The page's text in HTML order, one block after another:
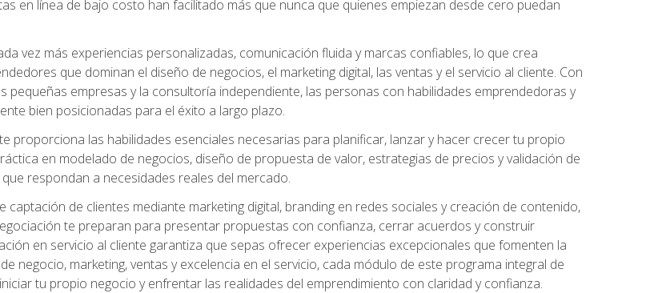
en línea de bajo costo han facilitado más que nunca que quienes empiezan desde cero puedan
vez más experiencias personalizadas, comunicación fluida y marcas confiables, lo que crea
que dominan el diseño de negocios, el marketing digital, las ventas y el servicio al cliente. Con
pequeñas empresas y la consultoría independiente, las personas con habilidades emprendedoras y
bien posicionadas para el éxito a largo plazo.
proporciona las habilidades esenciales necesarias para planificar, lanzar y hacer crecer tu propio
en modelado de negocios, diseño de propuesta de valor, estrategias de precios y validación de
respondan a necesidades reales del mercado.
captación de clientes mediante marketing digital, branding en redes sociales y creación de contenido,
te preparan para presentar propuestas con confianza, cerrar acuerdos y construir
en servicio al cliente garantiza que sepas ofrecer experiencias excepcionales que fomenten la
negocio, marketing, ventas y excelencia en el servicio, cada módulo de este programa integral de
tu propio negocio y enfrentar las realidades del emprendimiento con claridad y confianza.